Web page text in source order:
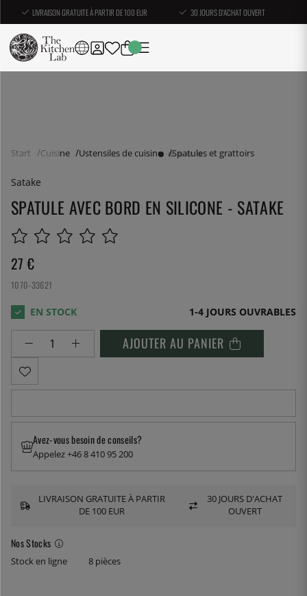
LIVRAISON GRATUITE À PARTIR DE 100 EUR 30 JOURS D'ACHAT OUVERT
Start Cuisine Ustensiles de cuisine Spatules et grattoirs
Satake
SPATULE AVEC BORD EN SILICONE - SATAKE
27 €
1070-33621
1-4 JOURS OUVRABLES
AJOUTER AU PANIER
Nos Stocks
Stock en ligne 8 pièces
Avez-vous besoin de conseils?
Appelez +46 8 410 95 200
LIVRAISON GRATUITE À PARTIR
DE 100 EUR
30 JOURS D'ACHAT
OUVERT